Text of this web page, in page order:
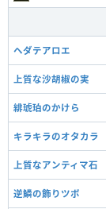
ヘダテアロエ
上質な沙胡椒の実
緋琥珀のかけら
キラキラのオタカラ
上質なアンティマ石
逆鱗の飾りツボ